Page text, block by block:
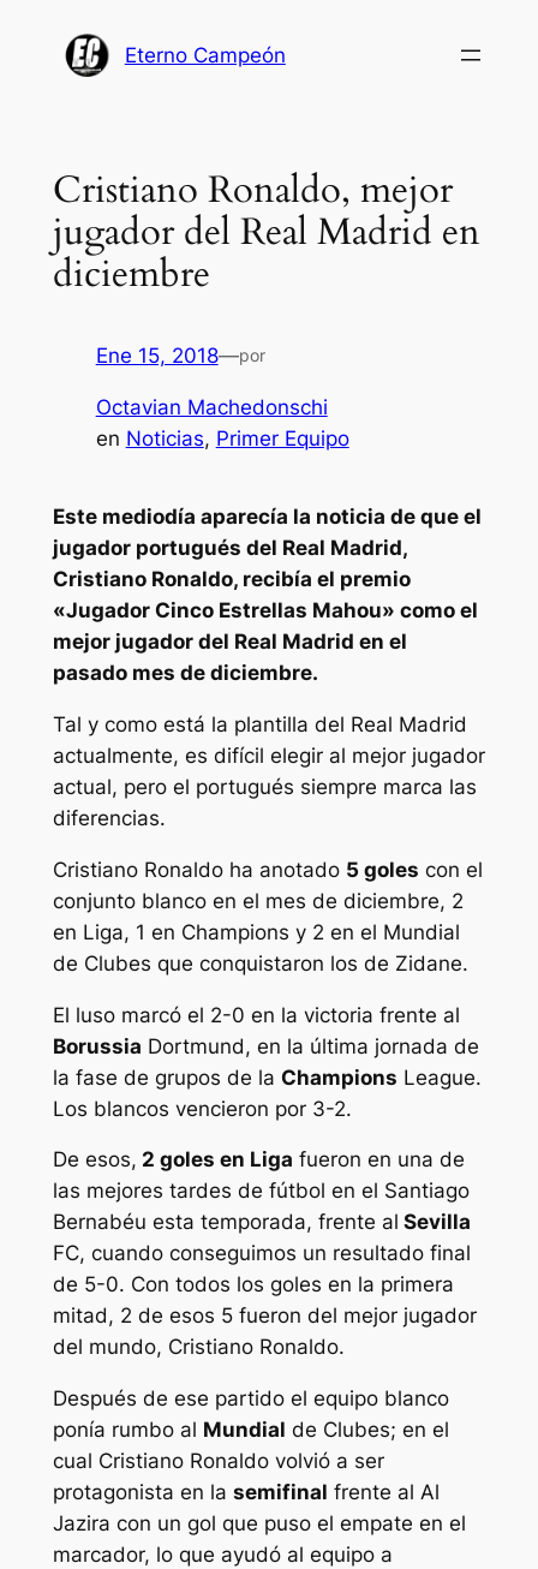
Eterno Campeón
Cristiano Ronaldo, mejor
jugador del Real Madrid en
diciembre
Ene 15, 2018—por
Octavian Machedonschi
en Noticias, Primer Equipo
Este mediodía aparecía la noticia de que el
jugador portugués del Real Madrid,
Cristiano Ronaldo, recibía el premio
«Jugador Cinco Estrellas Mahou» como el
mejor jugador del Real Madrid en el
pasado mes de diciembre.
Tal y como está la plantilla del Real Madrid
actualmente, es difícil elegir al mejor jugador
actual, pero el portugués siempre marca las
diferencias.
Cristiano Ronaldo ha anotado 5 goles con el
conjunto blanco en el mes de diciembre, 2
en Liga, 1 en Champions y 2 en el Mundial
de Clubes que conquistaron los de Zidane.
El luso marcó el 2-0 en la victoria frente al
Borussia Dortmund, en la última jornada de
la fase de grupos de la Champions League.
Los blancos vencieron por 3-2.
De esos, 2 goles en Liga fueron en una de
las mejores tardes de fútbol en el Santiago
Bernabéu esta temporada, frente al Sevilla
FC, cuando conseguimos un resultado final
de 5-0. Con todos los goles en la primera
mitad, 2 de esos 5 fueron del mejor jugador
del mundo, Cristiano Ronaldo.
Después de ese partido el equipo blanco
ponía rumbo al Mundial de Clubes; en el
cual Cristiano Ronaldo volvió a ser
protagonista en la semifinal frente al Al
Jazira con un gol que puso el empate en el
marcador, lo que ayudó al equipo a